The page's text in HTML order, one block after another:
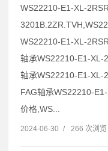
WS22210-E1-XL-
WS22210-E1-XL-
轴承WS22210-E1-XL-
轴承WS22210-E1-XL-
FAG轴承WS22210-
价格,WS...
2024-06-30 / 266 次浏览